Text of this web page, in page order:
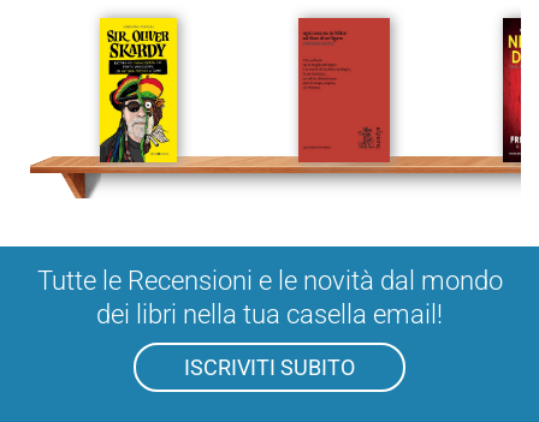
Tutte le Recensioni e le novità dal mondo
dei libri nella tua casella email!
ISCRIVITI SUBITO